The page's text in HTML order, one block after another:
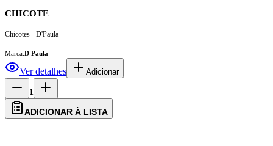
CHICOTE
Chicotes - D'Paula
Marca:D'Paula
Ver detalhes Adicionar
1
ADICIONAR À LISTA